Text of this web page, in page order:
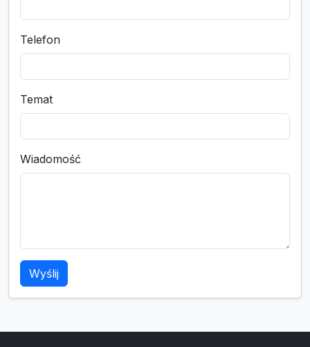
Telefon
Temat
Wiadomość
Wyślij